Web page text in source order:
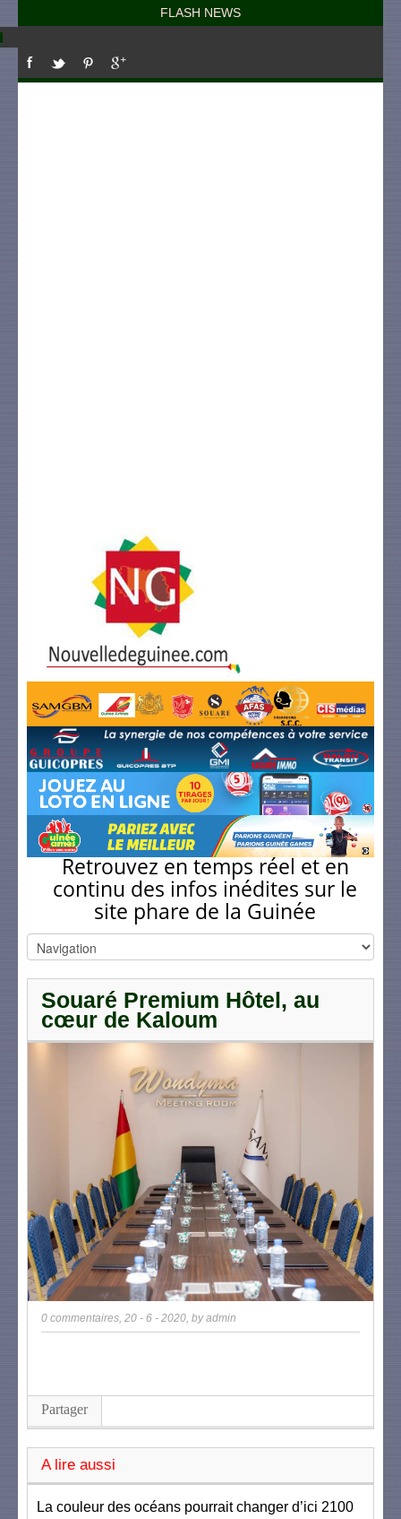
FLASH NEWS
Retrouvez en temps réel et en
continu des infos inédites sur le
site phare de la Guinée
Souaré Premium Hôtel, au
cœur de Kaloum
0 commentaires, 20 - 6 - 2020, byadmin
Partager
A lire aussi
La couleur des océans pourrait changer d’ici 2100